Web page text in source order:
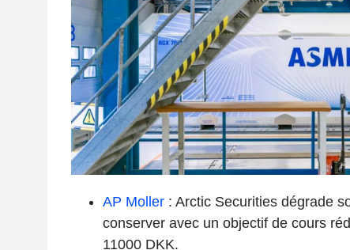
AP Moller: Arctic Securities dégrade
conserver avec un objectif de cours
11000 DKK.